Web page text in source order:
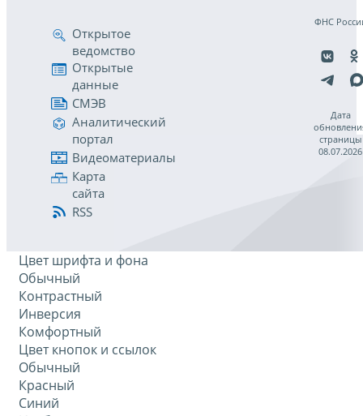
Открытое
ведомство
Открытые
данные
СМЭВ
Аналитический
портал
Видеоматериалы
Карта
сайта
RSS
ФНС
Дата
страницы
08.07.2026
Цвет шрифта и фона
Обычный
Контрастный
Инверсия
Комфортный
Цвет кнопок и ссылок
Обычный
Красный
Синий